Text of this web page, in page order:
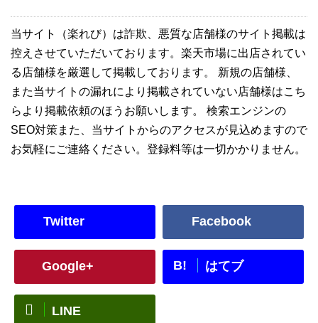
当サイト（楽れび）は詐欺、悪質な店舗様のサイト掲載は
控えさせていただいております。楽天市場に出店されてい
る店舗様を厳選して掲載しております。 新規の店舗様、
また当サイトの漏れにより掲載されていない店舗様はこち
らより掲載依頼のほうお願いします。 検索エンジンの
SEO対策また、当サイトからのアクセスが見込めますので
お気軽にご連絡ください。登録料等は一切かかりません。
Twitter Facebook
Google+ B! はてブ
LINE